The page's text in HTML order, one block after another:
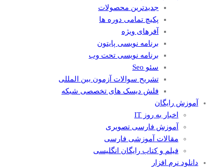
جدیدترین محصولات
پکیچ تمامی دوره ها
آفرهای ویژه
برنامه نویسی پایتون
برنامه نویسی تحت وب
سئو Seo
تشریح سوالات آزمون بین المللی
فلش دیسک های تخصصی شبکه
آموزش رایگان
اخبار به روز IT
آموزش فارسی تصویری
مقالات آموزشی فارسی
فیلم و کتاب رایگان انگلیسی
دانلود نرم افزار